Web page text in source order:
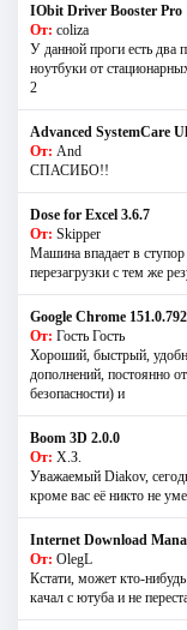
IObit Driver Booster Pro
От: coliza
У данной проги есть два
ноутбуки от
2
Advanced SystemCare
От: And
СПАСИБО!!
Dose for Excel 3.6.7
От: Skipper
Машина впадает в
перезагрузки с тем же
Google Chrome
От: Гость Гость
Хороший, быстрый,
дополнений, постоянно
безопасности) и
Boom 3D 2.0.0
От: Х.З.
Уважаемый Diakov,
кроме вас её никто не
Internet Download
От: OlegL
Кстати, может кто-
качал с ютуба и не